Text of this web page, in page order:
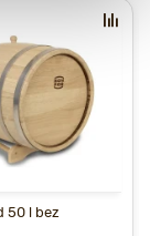
50 l bez